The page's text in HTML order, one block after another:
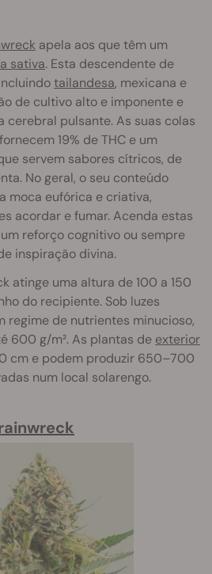
apela aos que têm um
sativa. Esta descendente de
tailandesa, mexicana e
de cultivo alto e imponente e
cerebral pulsante. As suas colas
19% de THC e um
servem sabores cítricos, de
No geral, o seu conteúdo
moca eufórica e criativa,
acordar e fumar. Acenda estas
reforço cognitivo ou sempre
inspiração divina.
atinge uma altura de 100 a 150
do recipiente. Sob luzes
regime de nutrientes minucioso,
600 g/m². As plantas de exterior
cm e podem produzir 650–700
num local solarengo.